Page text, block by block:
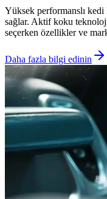
Yüksek performanslı kedi
sağlar. Aktif koku
seçerken özellikler ve
Daha fazla bilgi edinin